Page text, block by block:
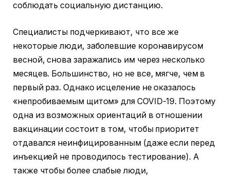
соблюдать социальную дистанцию.
Специалисты подчеркивают, что все же
некоторые люди, заболевшие коронавирусом
весной, снова заражались им через несколько
месяцев. Большинство, но не все, мягче, чем в
первый раз. Однако исцеление не оказалось
«непробиваемым щитом» для COVID-19. Поэтому
одна из возможных ориентаций в отношении
вакцинации состоит в том, чтобы приоритет
отдавался неинфицированным (даже если перед
инъекцией не проводилось тестирование). А
также чтобы более слабые люди,